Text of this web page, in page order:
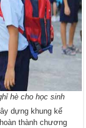
hè cho học sinh
dựng khung kế
thành chương